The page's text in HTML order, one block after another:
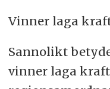
Vinner laga
Sannolikt
vinner laga